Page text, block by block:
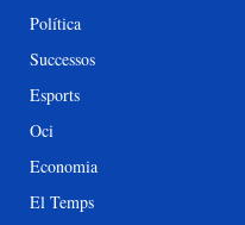
Política
Successos
Esports
Oci
Economia
El Temps